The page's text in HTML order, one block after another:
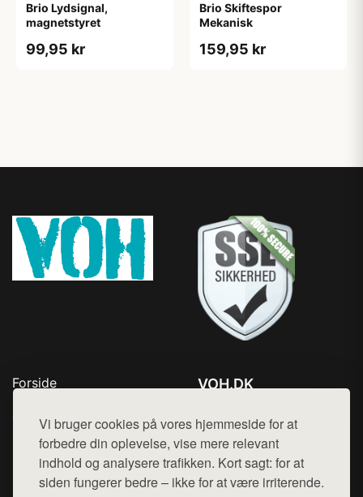
Vi bruger cookies på vores hjemmeside for at
forbedre din oplevelse, vise mere relevant
indhold og analysere trafikken. Kort sagt: for at
siden fungerer bedre – ikke for at være irriterende.
Brio Lydsignal,
magnetstyret
99,95 kr
Brio Skiftespor
Mekanisk
159,95 kr
Forside
Top Rabatter
Kontakt
VOH.DK
Mail: hej@want.dk
Cookie- og privatlivspolitik